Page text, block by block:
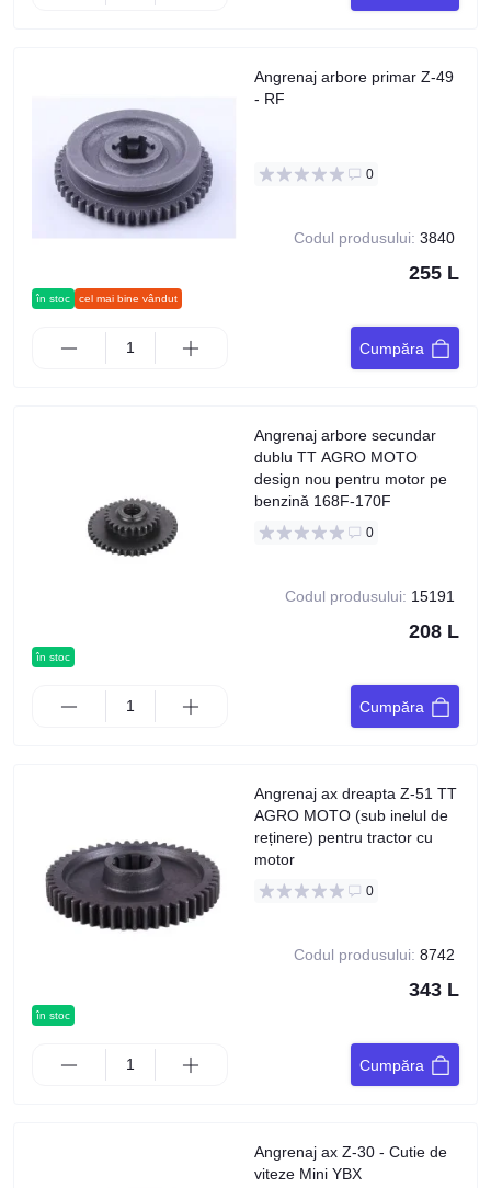
în stoc cel mai bine vândut
Angrenaj arbore primar Z-49
- RF
0
Codul produsului: 3840
255 L
Cumpăra
în stoc
Angrenaj arbore secundar
dublu TT AGRO MOTO
design nou pentru motor pe
benzină 168F-170F
0
Codul produsului: 15191
208 L
Cumpăra
în stoc
Angrenaj ax dreapta Z-51 TT
AGRO MOTO (sub inelul de
reținere) pentru tractor cu
motor
0
Codul produsului: 8742
343 L
Cumpăra
Angrenaj ax Z-30 - Cutie de
viteze Mini YBX